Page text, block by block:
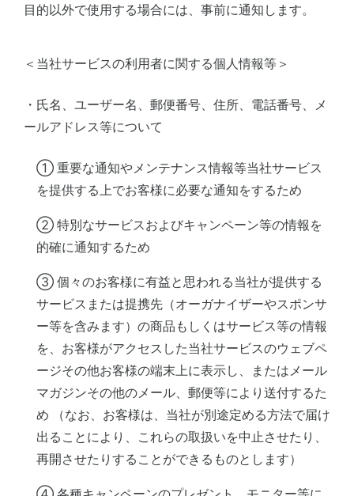
目的以外で使用する場合には、事前に通知します。
＜当社サービスの利用者に関する個人情報等＞
・氏名、ユーザー名、郵便番号、住所、電話番号、メ
ールアドレス等について
① 重要な通知やメンテナンス情報等当社サービス
を提供する上でお客様に必要な通知をするため
② 特別なサービスおよびキャンペーン等の情報を
的確に通知するため
③ 個々のお客様に有益と思われる当社が提供する
サービスまたは提携先（オーガナイザーやスポンサ
ー等を含みます）の商品もしくはサービス等の情報
を、お客様がアクセスした当社サービスのウェブペ
ージその他お客様の端末上に表示し、またはメール
マガジンその他のメール、郵便等により送付するた
め （なお、お客様は、当社が別途定める方法で届け
出ることにより、これらの取扱いを中止させたり、
再開させたりすることができるものとします）